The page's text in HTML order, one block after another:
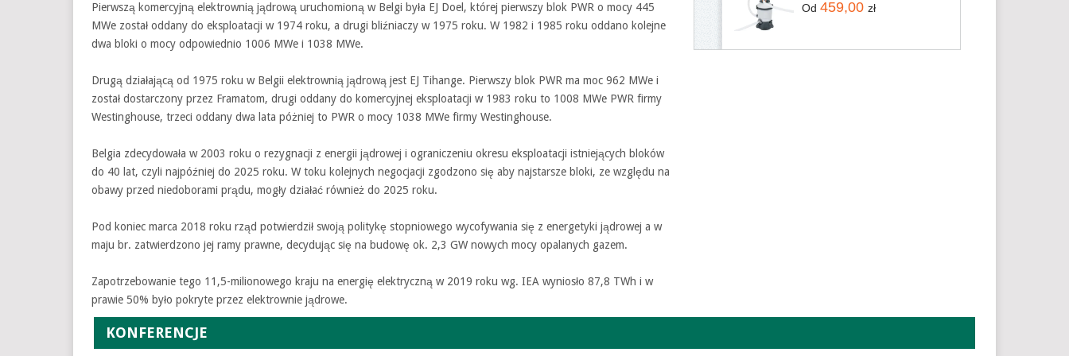
Pierwszą komercyjną elektrownią jądrową uruchomioną w Belgi była EJ Doel, której pierwszy blok PWR o mocy 445
MWe został oddany do eksploatacji w 1974 roku, a drugi bliźniaczy w 1975 roku. W 1982 i 1985 roku oddano kolejne
dwa bloki o mocy odpowiednio 1006 MWe i 1038 MWe.
Drugą działającą od 1975 roku w Belgii elektrownią jądrową jest EJ Tihange. Pierwszy blok PWR ma moc 962 MWe i
został dostarczony przez Framatom, drugi oddany do komercyjnej eksploatacji w 1983 roku to 1008 MWe PWR firmy
Westinghouse, trzeci oddany dwa lata póżniej to PWR o mocy 1038 MWe firmy Westinghouse.
Belgia zdecydowała w 2003 roku o rezygnacji z energii jądrowej i ograniczeniu okresu eksploatacji istniejących bloków
do 40 lat, czyli najpóźniej do 2025 roku. W toku kolejnych negocjacji zgodzono się aby najstarsze bloki, ze względu na
obawy przed niedoborami prądu, mogły działać również do 2025 roku.
Pod koniec marca 2018 roku rząd potwierdził swoją politykę stopniowego wycofywania się z energetyki jądrowej a w
maju br. zatwierdzono jej ramy prawne, decydując się na budowę ok. 2,3 GW nowych mocy opalanych gazem.
Zapotrzebowanie tego 11,5-milionowego kraju na energię elektryczną w 2019 roku wg. IEA wyniosło 87,8 TWh i w
prawie 50% było pokryte przez elektrownie jądrowe.
Od459,00zł
KONFERENCJE